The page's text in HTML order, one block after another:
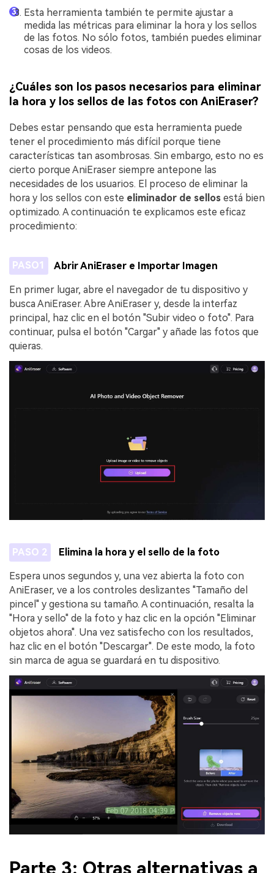
Esta herramienta también te permite ajustar a
medida las métricas para eliminar la hora y los sellos
de las fotos. No sólo fotos, también puedes eliminar
cosas de los videos.
¿Cuáles son los pasos necesarios para eliminar
la hora y los sellos de las fotos con AniEraser?
Debes estar pensando que esta herramienta puede
tener el procedimiento más difícil porque tiene
características tan asombrosas. Sin embargo, esto no es
cierto porque AniEraser siempre antepone las
necesidades de los usuarios. El proceso de eliminar la
hora y los sellos con este eliminador de sellos está bien
optimizado. A continuación te explicamos este eficaz
procedimiento:
PASO1 Abrir AniEraser e Importar Imagen
En primer lugar, abre el navegador de tu dispositivo y
busca AniEraser. Abre AniEraser y, desde la interfaz
principal, haz clic en el botón "Subir video o foto". Para
continuar, pulsa el botón "Cargar" y añade las fotos que
quieras.
PASO 2 Elimina la hora y el sello de la foto
Espera unos segundos y, una vez abierta la foto con
AniEraser, ve a los controles deslizantes "Tamaño del
pincel" y gestiona su tamaño. A continuación, resalta la
"Hora y sello" de la foto y haz clic en la opción "Eliminar
objetos ahora". Una vez satisfecho con los resultados,
haz clic en el botón "Descargar". De este modo, la foto
sin marca de agua se guardará en tu dispositivo.
Parte 3: Otras alternativas a